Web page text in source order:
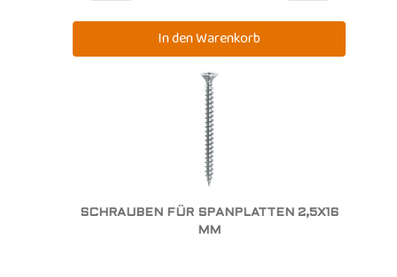
SCHRAUBEN FÜR SPANPLATTEN 2,5X16
MM